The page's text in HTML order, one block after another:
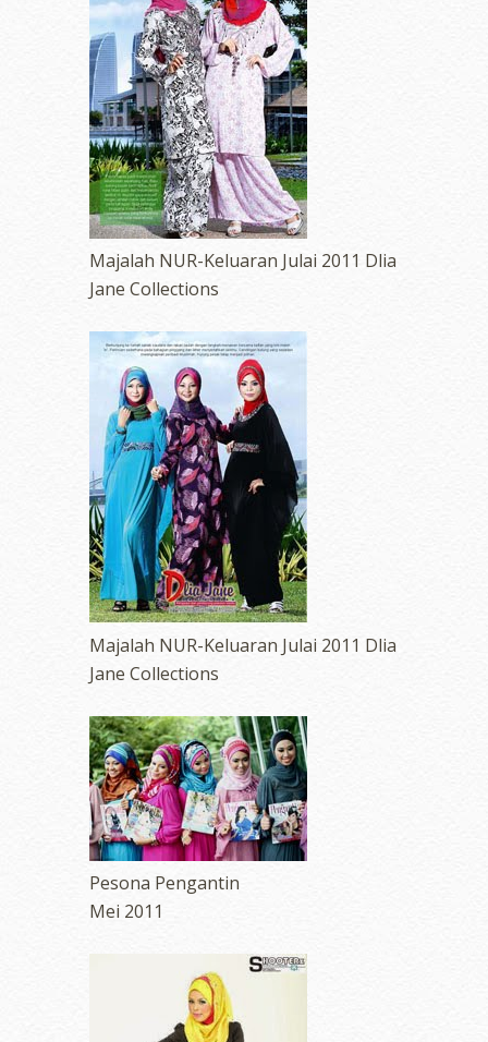
Majalah NUR-Keluaran Julai 2011 Dlia
Jane Collections
Majalah NUR-Keluaran Julai 2011 Dlia
Jane Collections
Pesona Pengantin
Mei 2011